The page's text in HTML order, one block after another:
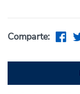
Comparte: